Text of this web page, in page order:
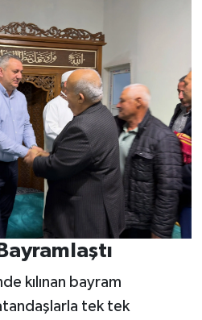
kılınan bayram
tek tek